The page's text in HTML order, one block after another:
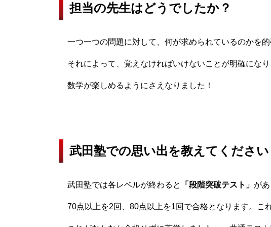
担当の先生はどうでしたか？
一つ一つの問題に対して、何が求められているのかを的
それによって、覚えなければいけないことが明確になり
数学が楽しめるようにさえなりました！
武田塾での思い出を教えてください
武田塾では各レベルが終わると 「段階突破テスト」 があ
70点以上を2回、80点以上を1回で合格となります。こ